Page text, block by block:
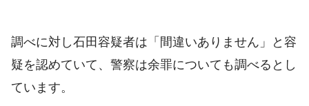
調べに対し石田容疑者は「間違いありません」と容
疑を認めていて、警察は余罪についても調べるとし
ています。